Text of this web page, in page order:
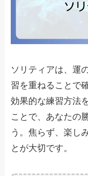
ソリティアは、運
習を重ねることで
効果的な練習方法
ことで、あなたの
う。焦らず、楽し
とが大切です。